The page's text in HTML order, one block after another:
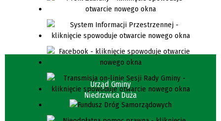
Urząd Gminy
Niedrzwica Duża